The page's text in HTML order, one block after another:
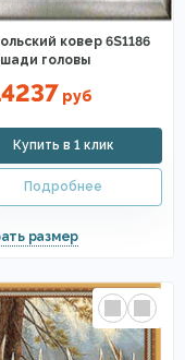
ковер 6S1186
головы
руб